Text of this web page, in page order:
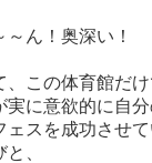
～ん！奥深い！
、この体育館だ
実に意欲的に自
ェスを成功させ
、